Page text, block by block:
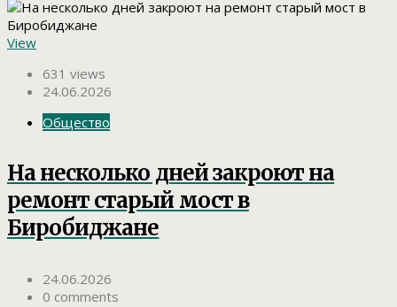
View
631 views
24.06.2026
Общество
На несколько дней закроют на
ремонт старый мост в
Биробиджане
24.06.2026
0 comments